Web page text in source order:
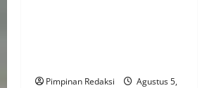
Pimpinan Redaksi
Agustus 5,